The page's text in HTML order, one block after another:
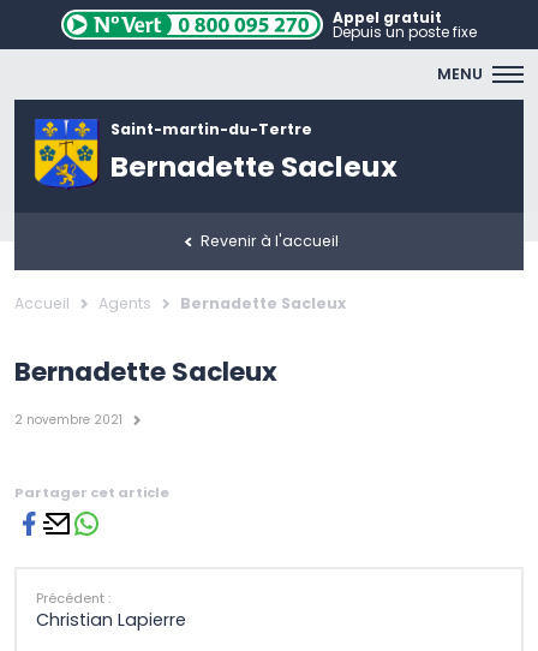
Appel gratuit
Depuis un poste fixe
MENU
Saint-martin-du-Tertre
Bernadette Sacleux
Revenir à l'accueil
Accueil Agents Bernadette Sacleux
Bernadette Sacleux
2 novembre 2021
Partager cet article
Précédent :
Christian Lapierre